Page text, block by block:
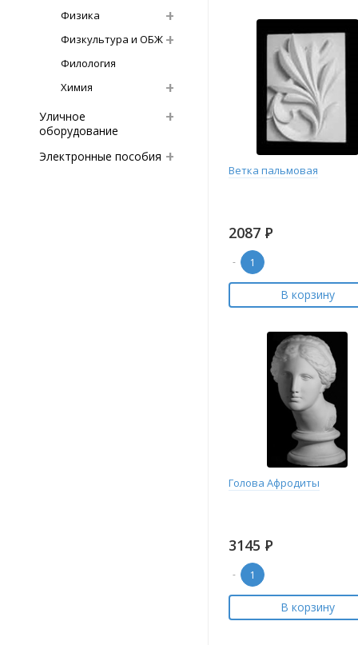
Физика
Физкультура и ОБЖ
Филология
Химия
Уличное
оборудование
Электронные пособия
Ветка пальмовая
2087 Р
-
В корзину
Голова Афродиты
3145 Р
-
В корзину